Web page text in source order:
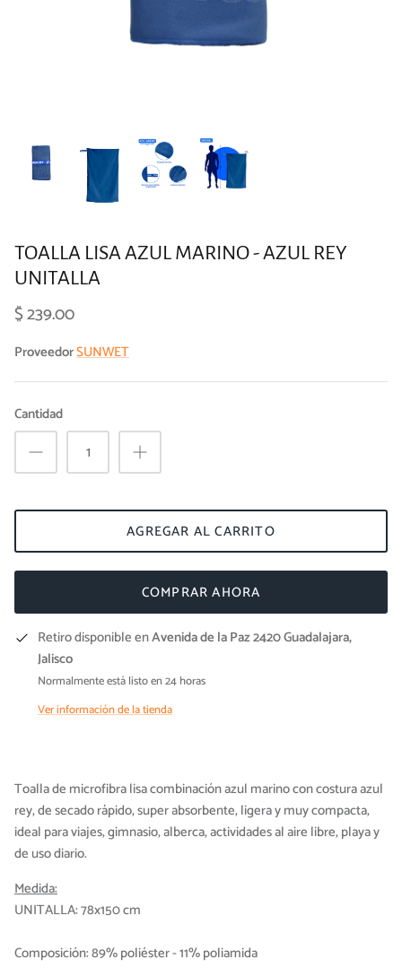
TOALLA LISA AZUL MARINO - AZUL REY
UNITALLA
$ 239.00
ProveedorSUNWET
Cantidad
AGREGAR AL CARRITO
COMPRAR AHORA
Retiro disponible enAvenida de la Paz 2420 Guadalajara,
Jalisco
Normalmente está listo en 24 horas
Ver información de la tienda
Toalla de microfibra lisa combinación azul marino con costura azul
rey, de secado rápido, super absorbente, ligera y muy compacta,
ideal para viajes, gimnasio, alberca, actividades al aire libre, playa y
de uso diario.
Medida:
UNITALLA: 78x150 cm
Composición:89% poliéster - 11% poliamida